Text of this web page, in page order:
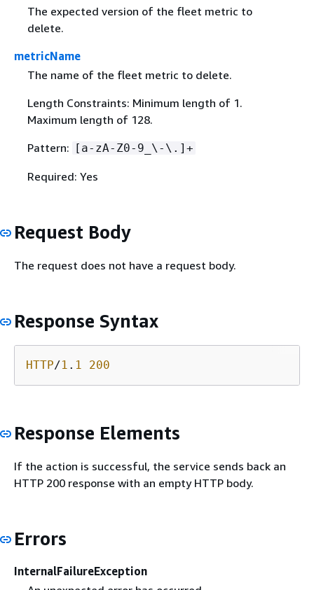
The expected version of the fleet metric to
delete.
metricName
The name of the fleet metric to delete.
Length Constraints: Minimum length of 1.
Maximum length of 128.
Pattern:
[a-zA-Z0-9_\-\.]+
Required: Yes
Request Body
The request does not have a request body.
Response Syntax
HTTP/1 . 1 200
Response Elements
If the action is successful, the service sends back an
HTTP 200 response with an empty HTTP body.
Errors
InternalFailureException